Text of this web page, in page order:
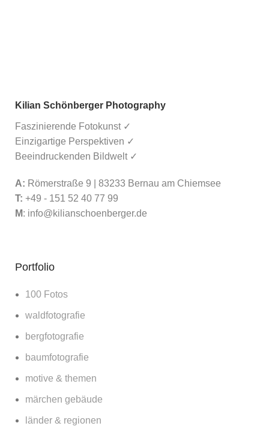
Kilian Schönberger Photography
Faszinierende Fotokunst ✓
Einzigartige Perspektiven ✓
Beeindruckenden Bildwelt ✓
A: Römerstraße 9 | 83233 Bernau am Chiemsee
T: +49 - 151 52 40 77 99
M: info@kilianschoenberger.de
Portfolio
100 Fotos
waldfotografie
bergfotografie
baumfotografie
motive & themen
märchen gebäude
länder & regionen